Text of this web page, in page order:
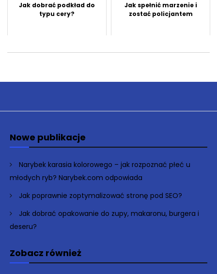
Jak dobrać podkład do
typu cery?
Jak spełnić marzenie i
zostać policjantem
Nowe publikacje
Narybek karasia kolorowego – jak rozpoznać płeć u
młodych ryb? Narybek.com odpowiada
Jak poprawnie zoptymalizować stronę pod SEO?
Jak dobrać opakowanie do zupy, makaronu, burgera i
deseru?
Zobacz również